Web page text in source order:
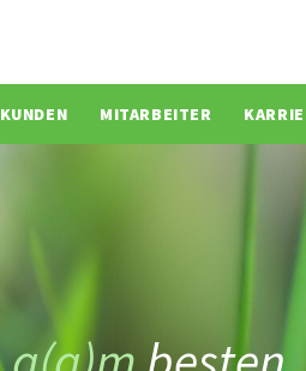
KUNDEN MITARBEITER